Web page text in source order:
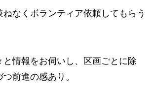
なくボランティア依頼してもらう
情報をお伺いし、区画ごとに除
前進の感あり。